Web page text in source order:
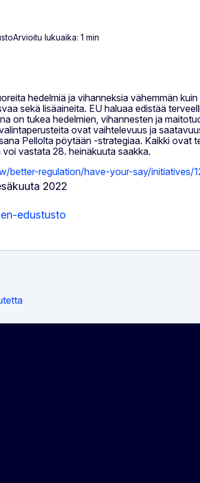
Arvioitu lukuaika: 1 min
hedelmiä ja vihanneksia vähemmän
sekä lisäaineita. EU haluaa edistää
on tukea hedelmien, vihannesten ja
ovat vaihtelevuus ja
Pellolta pöytään -strategiaa. Kaikki
vastata 28. heinäkuuta saakka.
better-regulation/have-your-say/initiatives/
2022
edustusto